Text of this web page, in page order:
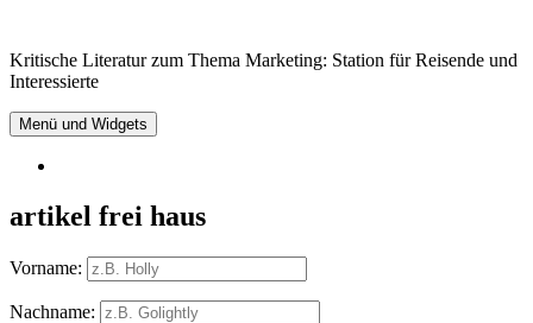
Inhalt
Kritische Literatur zum Thema Marketing: Station für Reisende und
Interessierte
Menü und Widgets
artikel frei haus
Vorname:
Nachname: